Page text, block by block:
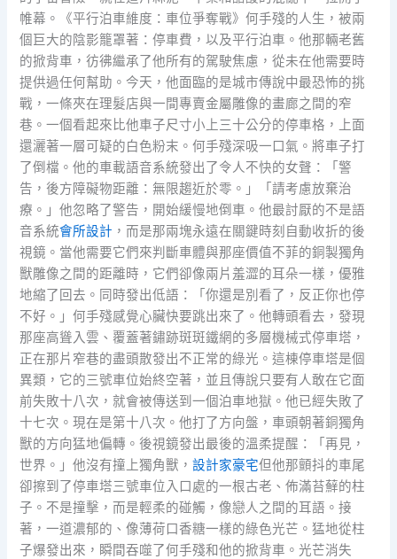
帷幕。《平行泊車維度：車位爭奪戰》何手殘的人生，被兩
個巨大的陰影籠罩著：停車費，以及平行泊車。他那輛老舊
的掀背車，彷彿繼承了他所有的駕駛焦慮，從未在他需要時
提供過任何幫助。今天，他面臨的是城市傳說中最恐怖的挑
戰，一條夾在理髮店與一間專賣金屬雕像的畫廊之間的窄
巷。一個看起來比他車子尺寸小上三十公分的停車格，上面
還灑著一層可疑的白色粉末。何手殘深吸一口氣。將車子打
了倒檔。他的車載語音系統發出了令人不快的女聲：「警
告，後方障礙物距離：無限趨近於零。」「請考慮放棄治
療。」他忽略了警告，開始緩慢地倒車。他最討厭的不是語
音系統會所設計 ，而是那兩塊永遠在關鍵時刻自動收折的後
視鏡。當他需要它們來判斷車體與那座價值不菲的銅製獨角
獸雕像之間的距離時，它們卻像兩片羞澀的耳朵一樣，優雅
地縮了回去。同時發出低語：「你還是別看了，反正你也停
不好。」何手殘感覺心臟快要跳出來了。他轉頭看去，發現
那座高聳入雲、覆蓋著鏽跡斑斑鐵網的多層機械式停車塔，
正在那片窄巷的盡頭散發出不正常的綠光。這棟停車塔是個
異類，它的三號車位始終空著，並且傳說只要有人敢在它面
前失敗十八次，就會被傳送到一個泊車地獄。他已經失敗了
十七次。現在是第十八次。他打了方向盤，車頭朝著銅獨角
獸的方向猛地偏轉。後視鏡發出最後的溫柔提醒：「再見，
世界。」他沒有撞上獨角獸，設計家豪宅但他那顫抖的車尾
卻擦到了停車塔三號車位入口處的一根古老、佈滿苔蘚的柱
子。不是撞擊，而是輕柔的碰觸，像戀人之間的耳語。接
著，一道濃郁的、像薄荷口香糖一樣的綠色光芒。猛地從柱
子爆發出來，瞬間吞噬了何手殘和他的掀背車。光芒消失